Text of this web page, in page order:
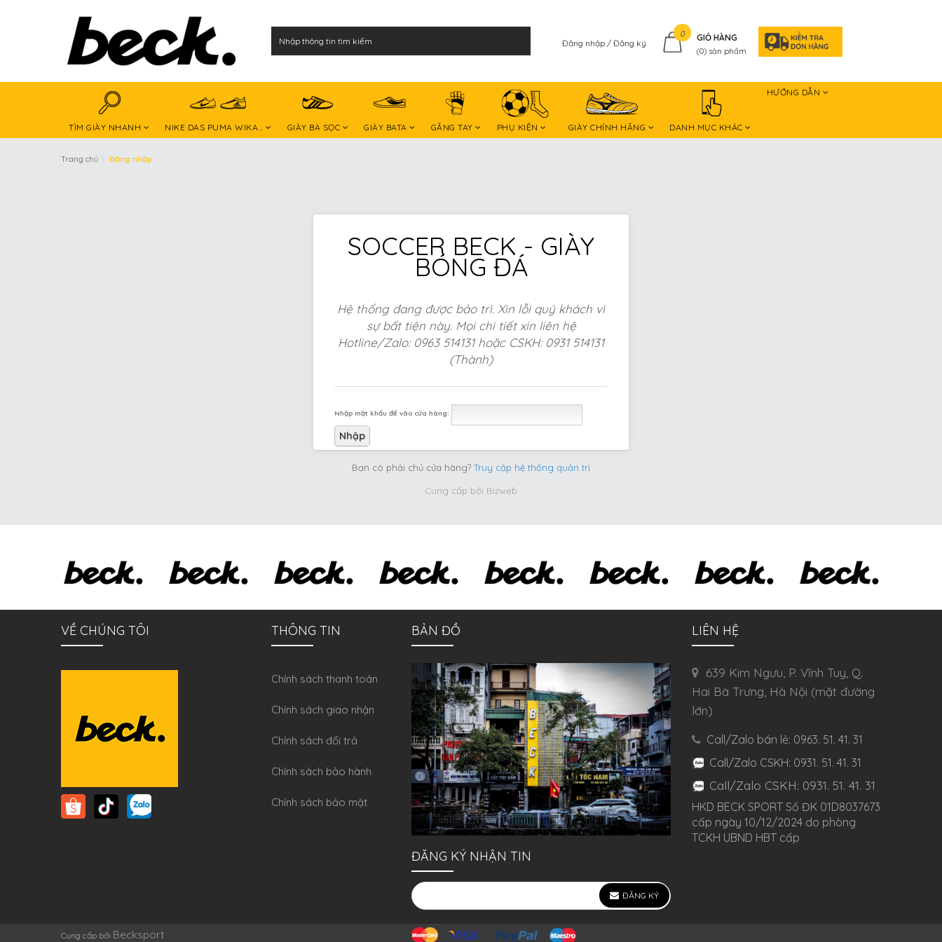
Đăng nhập Đăng ký
0 GIỎ HÀNG
(0) sản phẩm
TÌM GIÀY NHANH NIKE DAS PUMA WIKA... GIÀY BA SỌC GIÀY BATA GĂNG TAY PHỤ KIỆN GIÀY CHÍNH HÃNG DANH MỤC KHÁC
HƯỚNG DẪN
Trang chủ Đăng nhập
SOCCER BECK - GIÀY
BÓNG ĐÁ
Hệ thống đang được bảo trì. Xin lỗi quý khách vì
sự bất tiện này. Mọi chi tiết xin liên hệ
Hotline/Zalo: 0963 514131 hoặc CSKH: 0931 514131
(Thành)
Nhập mật khẩu để vào cửa hàng:
Bạn có phải chủ cửa hàng? Truy cập hệ thống quản trị
Cung cấp bởi Bizweb
VỀ CHÚNG TÔI THÔNG TIN
Chính sách thanh toán
Chính sách giao nhận
Chính sách đổi trả
Chính sách bảo hành
Chính sách bảo mật
BẢN ĐỒ
ĐĂNG KÝ NHẬN TIN
ĐĂNG KÝ
LIÊN HỆ
639 Kim Ngưu, P. Vĩnh Tuy, Q.
Hai Bà Trưng, Hà Nội (mặt đường
lớn)
Call/Zalo bán lẻ: 0963. 51. 41. 31
Call/Zalo CSKH: 0931. 51. 41. 31
Call/Zalo CSKH: 0931. 51. 41. 31
HKD BECK SPORT Số ĐK 01D8037673
cấp ngày 10/12/2024 do phòng
TCKH UBND HBT cấp
Cung cấp bởi Becksport